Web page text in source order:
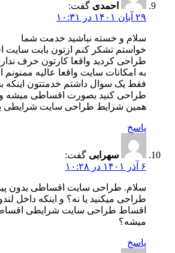
احمدی گفت:
۲۹ آبان ۱۴۰۱ در ۱۰:۳۱
سلام و خسته نباشید خدمت شما
خواستم تشکر کنم ازتون بابت سایت
طراحی کردید واقعا کارتون حرف
به امکانات سایت واقعا عالیه ممنونم
فقط یک سوال داشتم خدمتتون اینکه
طراحی کنید بصورت اقساطی میشه و
همین شرایط طراحی سایت شرایطی
پاسخ
سهرابی گفت:
۶ آذر ۱۴۰۱ در ۱۰:۲۸
سلام. طراحی سایت اقساطی بدون
طراحی میکنید یا نه؟ و اینکه داخل
اقساط طراحی سایت شرایطی
میشه؟
پاسخ